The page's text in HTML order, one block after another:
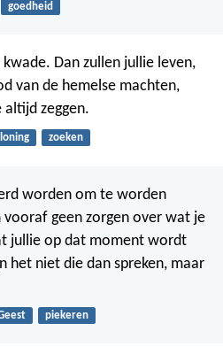
goedheid
Dan zullen jullie leven,
van de hemelse machten,
zeggen.
zoeken
worden om te worden
vooraf geen zorgen over wat je
jullie op dat moment wordt
het niet die dan spreken, maar
piekeren